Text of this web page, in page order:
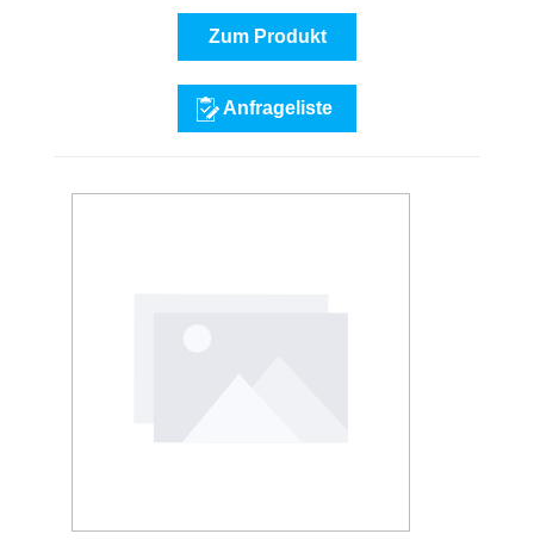
Zum Produkt
Anfrageliste